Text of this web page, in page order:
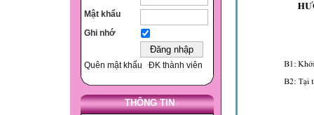
Mật khẩu
Ghi nhớ
Quên mật khẩu ĐK thành viên
THÔNG TIN